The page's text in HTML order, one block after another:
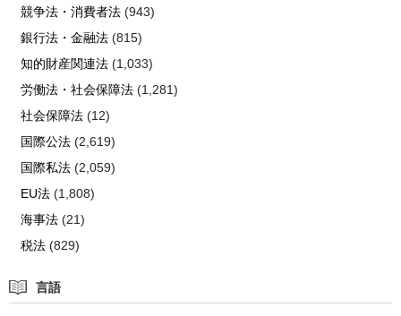
競争法・消費者法(943)
銀行法・金融法(815)
知的財産関連法(1,033)
労働法・社会保障法(1,281)
社会保障法(12)
国際公法(2,619)
国際私法(2,059)
EU法(1,808)
海事法(21)
税法(829)
言語